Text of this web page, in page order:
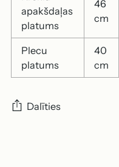
apakšdaļas
platums
46
cm
Plecu
platums
40
cm
Dalīties